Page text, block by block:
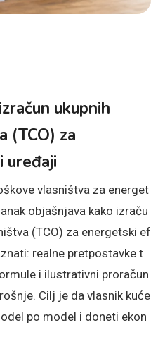
ukupnih
(TCO) za
uređaji
vlasništva za energet
objašnjava kako izraču
(TCO) za energetski ef
realne pretpostavke t
i ilustrativni proračun
Cilj je da vlasnik kuće
po model i doneti ekon